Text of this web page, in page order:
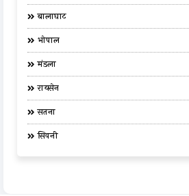
बालाघाट
भोपाल
मंडला
रायसेन
सतना
सिवनी